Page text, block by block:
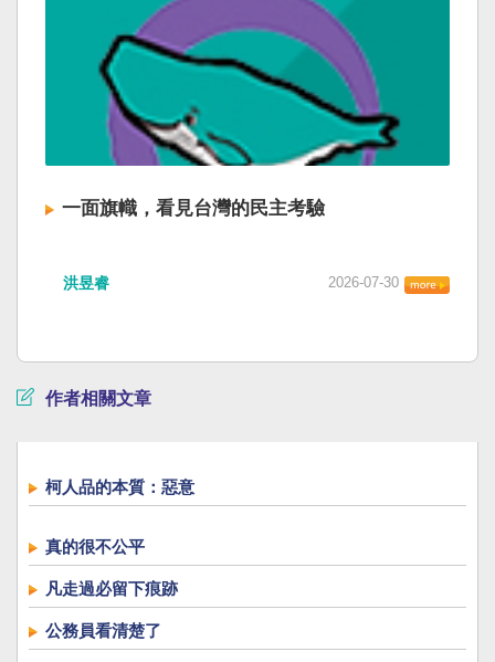
一面旗幟，看見台灣的民主考驗
洪昱睿 2026-07-30
作者相關文章
柯人品的本質：惡意
真的很不公平
凡走過必留下痕跡
公務員看清楚了